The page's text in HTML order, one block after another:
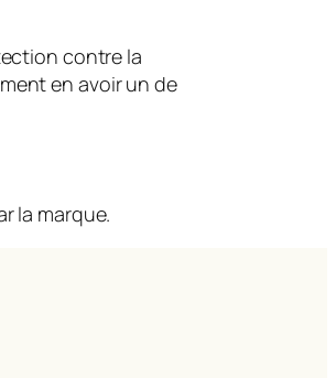
contre la
en avoir un de
la marque.